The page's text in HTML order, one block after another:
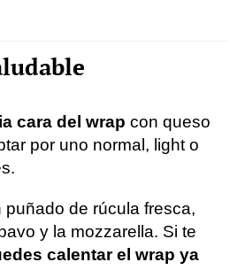
cara del wrap con queso
por uno normal, light o
puñado de rúcula fresca,
y la mozzarella. Si te
calentar el wrap ya